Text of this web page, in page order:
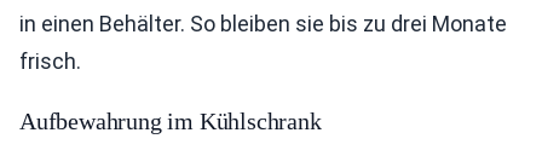
in einen Behälter. So bleiben sie bis zu drei Monate
frisch.
Aufbewahrung im Kühlschrank